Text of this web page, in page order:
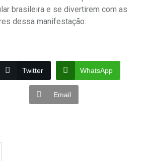
brasileira e se divertirem com as
dessa manifestação.
Twitter WhatsApp
Email